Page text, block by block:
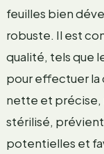
feuilles bien
robuste. Il est
qualité, tels que
pour effectuer la
nette et précise,
stérilisé,
potentielles et